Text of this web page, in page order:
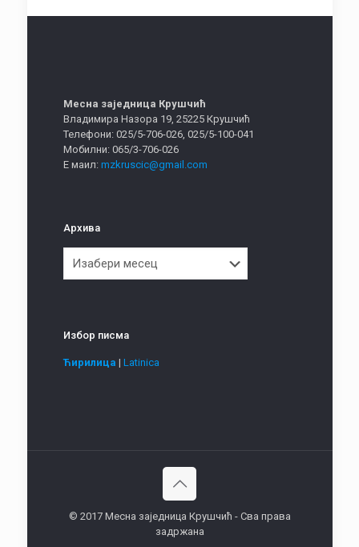
Месна заједница Крушчић
Владимира Назора 19, 25225 Крушчић
Телефони: 025/5-706-026, 025/5-100-041
Мобилни: 065/3-706-026
Е маил: mzkruscic@gmail.com
Архива
Избор писма
Ћирилица | Latinica
© 2017 Месна заједница Крушчић - Сва права
задржана